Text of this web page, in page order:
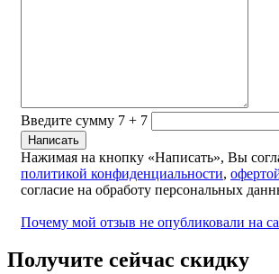
Введите сумму 7 + 7
Нажимая на кнопку «Написать», Вы
политикой конфиденциальности,
согласие на обработу персональных
Почему мой отзыв не опубликовали на
Получите сейчас скидку